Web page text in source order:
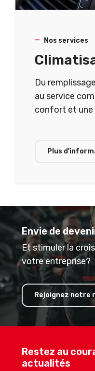
Nos services
Du
au service
confort et une
Plus
Restez au
actualités
Envie de
Et stimuler la
votre entreprise?
Rejoignez notre